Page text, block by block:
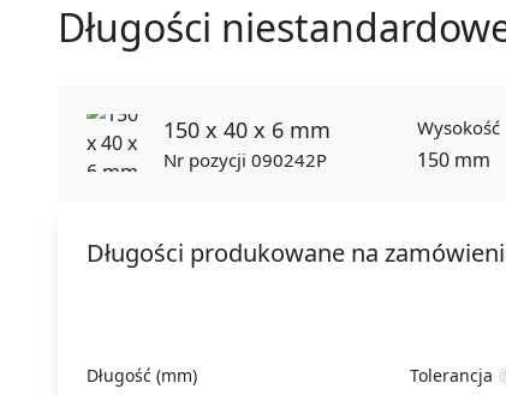
Długości
150 x 40 x 6 mm
Nr pozycji 090242P
Wysokość
150 mm
Długości produkowane na
Długość (mm) Tolerancja